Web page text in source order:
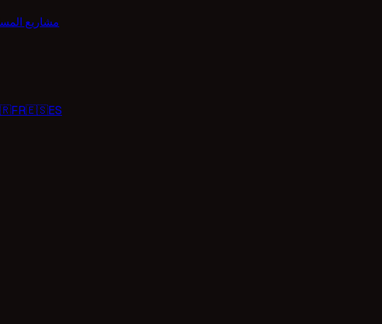
مشاريع
FR🇪🇸ES